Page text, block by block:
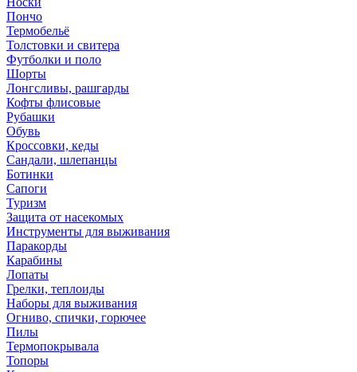
Пончо
Термобельё
Толстовки и свитера
Футболки и поло
Шорты
Лонгсливы, рашгарды
Кофты флисовые
Рубашки
Обувь
Кроссовки, кеды
Сандали, шлепанцы
Ботинки
Сапоги
Туризм
Защита от насекомых
Инструменты для выживания
Паракорды
Карабины
Лопаты
Грелки, теплоиды
Наборы для выживания
Огниво, спички, горючее
Пилы
Термопокрывала
Топоры